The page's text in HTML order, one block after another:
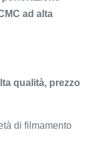
ad alta
qualità, prezzo
di filmamento